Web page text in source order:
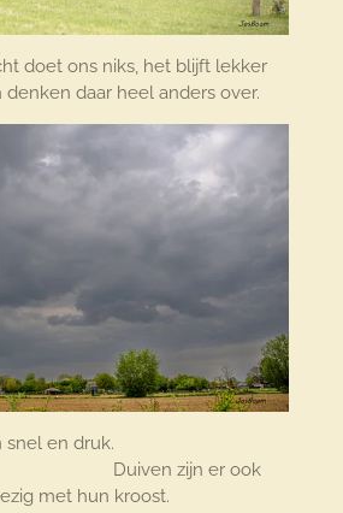
doet ons niks, het blijft lekker
daar heel anders over.
zijn snel en druk.
zijn er ook
met hun kroost.